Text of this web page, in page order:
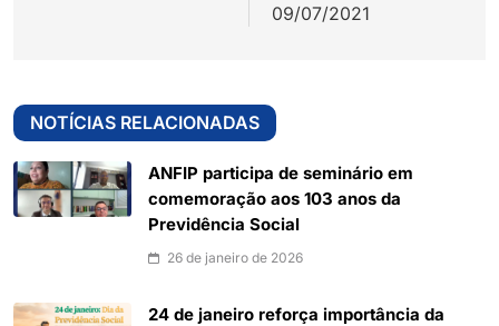
09/07/2021
NOTÍCIAS RELACIONADAS
ANFIP participa de seminário em
comemoração aos 103 anos da
Previdência Social
26 de janeiro de 2026
24 de janeiro reforça importância da